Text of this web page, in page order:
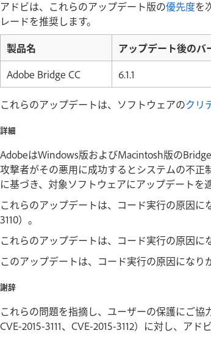
アドビは、これらのアップデート版の優先度を
レードを推奨します。
製品名
アップデート後のバ
Adobe Bridge CC
6.1.1
これらのアップデートは、ソフトウェアのクリ
詳細
AdobeはWindows版およびMacintosh版の
攻撃者がその悪用に成功するとシステムの不
に基づき、対象ソフトウェアにアップデートを
これらのアップデートは、コード実行の原因
3110）。
これらのアップデートは、コード実行の原因に
このアップデートは、コード実行の原因になり
謝辞
これらの問題を指摘し、ユーザーの保護にご協
CVE-2015-3111、CVE-2015-3112）に対し、アド